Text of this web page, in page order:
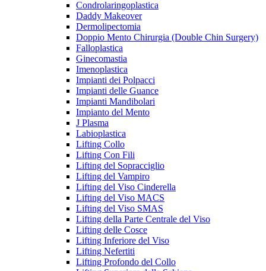
Condrolaringoplastica
Daddy Makeover
Dermolipectomia
Doppio Mento Chirurgia (Double Chin Surgery)
Falloplastica
Ginecomastia
Imenoplastica
Impianti dei Polpacci
Impianti delle Guance
Impianti Mandibolari
Impianto del Mento
J Plasma
Labioplastica
Lifting Collo
Lifting Con Fili
Lifting del Sopracciglio
Lifting del Vampiro
Lifting del Viso Cinderella
Lifting del Viso MACS
Lifting del Viso SMAS
Lifting della Parte Centrale del Viso
Lifting delle Cosce
Lifting Inferiore del Viso
Lifting Nefertiti
Lifting Profondo del Collo